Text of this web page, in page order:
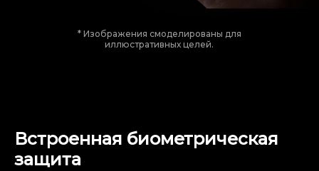
* Изображения смоделированы для
иллюстративных целей.
Встроенная биометрическая
защита